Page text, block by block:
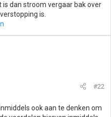
dan stroom vergaar bak over
is.
#22
ook aan te denken om